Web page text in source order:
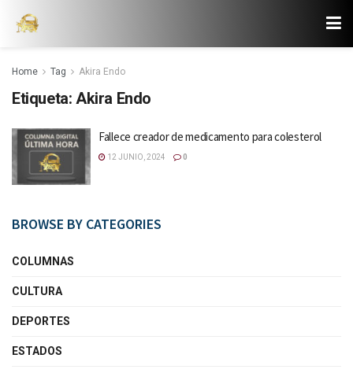
Home Tag Akira Endo
Etiqueta: Akira Endo
Fallece creador de medicamento para colesterol
12 JUNIO, 2024 0
BROWSE BY CATEGORIES
COLUMNAS
CULTURA
DEPORTES
ESTADOS